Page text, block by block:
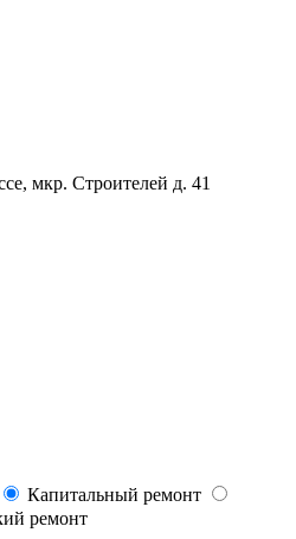
мкр. Строителей д. 41
Капитальный ремонт
ремонт